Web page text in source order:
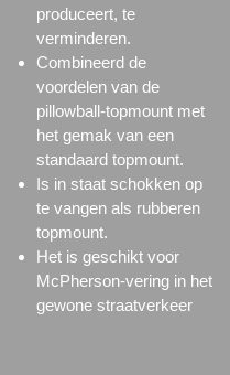
produceert, te
verminderen.
Combineerd de
voordelen van de
pillowball-topmount met
het gemak van een
standaard topmount.
Is in staat schokken op
te vangen als rubberen
topmount.
Het is geschikt voor
McPherson-vering in het
gewone straatverkeer